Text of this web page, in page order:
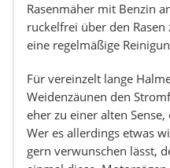
Rasenmäher mit Benzin
ruckelfrei über den
eine regelmäßige
Für vereinzelt lange
Weidenzäunen den
eher zu einer alten
Wer es allerdings etwas
gern verwunschen lässt,